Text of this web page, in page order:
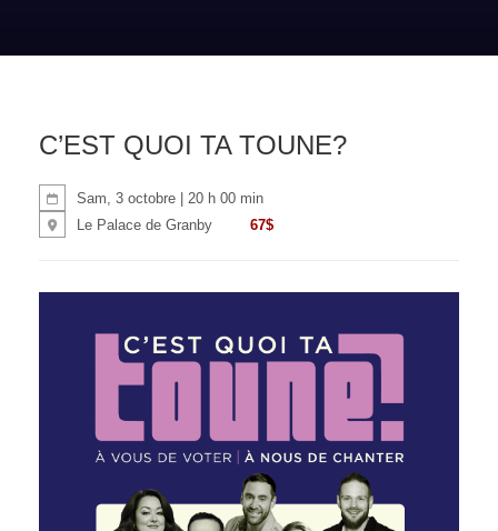
C’EST QUOI TA TOUNE?
Sam, 3 octobre | 20 h 00 min
Le Palace de Granby
67$